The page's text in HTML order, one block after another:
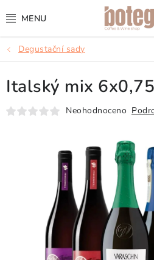
na
KÁVA
FRAPPÉ
VÍNA
KOKTEJLY & APERITIVY
ČAJ & ČOKOLÁDA
PŘÍSLUŠENSTVÍ
Degustační sady
Italský mix
Neohodnoceno